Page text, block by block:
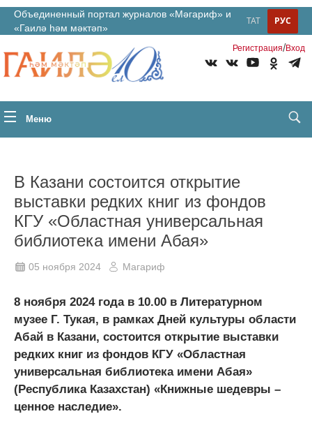
Объединенный портал журналов «Мәгариф» и
«Гаилә һәм мәктәп»
РУС
ТАТ
Регистрация/Вход
Меню
В Казани состоится открытие
выставки редких книг из фондов
КГУ «Областная универсальная
библиотека имени Абая»
05 ноября 2024 Магариф
8 ноября 2024 года в 10.00 в Литературном
музее Г. Тукая, в рамках Дней культуры области
Абай в Казани, состоится открытие выставки
редких книг из фондов КГУ «Областная
универсальная библиотека имени Абая»
(Республика Казахстан) «Книжные шедевры –
ценное наследие».